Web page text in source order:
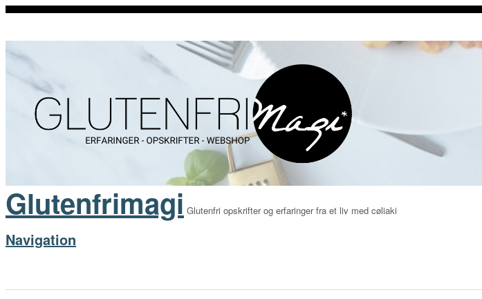
Glutenfrimagi Glutenfri opskrifter og erfaringer fra et liv med cøliaki
Navigation